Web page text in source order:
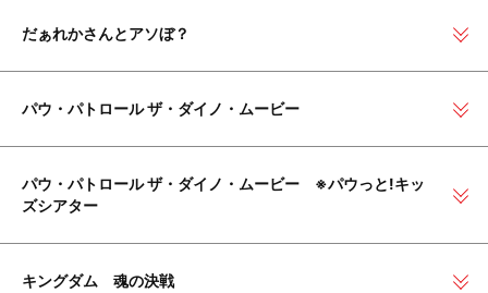
だぁれかさんとアソぼ？
パウ・パトロール ザ・ダイノ・ムービー
パウ・パトロール ザ・ダイノ・ムービー ※パウっと!キッ
ズシアター
キングダム 魂の決戦